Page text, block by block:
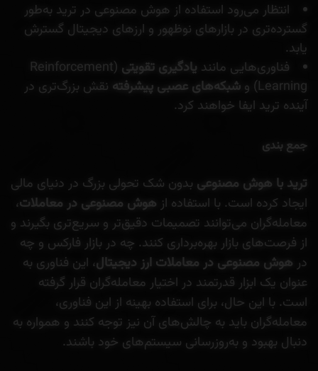
انتظار می‌رود استفاده از هوش مصنوعی در ترید به‌طور
گسترده‌تری در بازارهای نوظهور و ارزهای دیجیتال گسترش
یابد.
فناوری‌هایی مانند یادگیری تقویتی (Reinforcement
Learning) و
شبکه‌های عصبی پیشرفته نقش بزرگ‌تری در
آینده ترید ایفا خواهند کرد.
جمع بندی
ترید با هوش مصنوعی بدون شک تحولی بزرگ در دنیای مالی
ایجاد کرده است. با استفاده از هوش مصنوعی در معاملات،
معامله‌گران می‌توانند تصمیمات دقیق‌تر و سریع‌تری بگیرند و
از فرصت‌های بازار بهره‌برداری کنند. چه در بازار فارکس و چه
در هوش مصنوعی در معاملات ارز دیجیتال، این فناوری به
عنوان یک ابزار قدرتمند در اختیار معامله‌گران قرار گرفته
است. با این حال، برای استفاده بهینه از این فناوری،
معامله‌گران باید به چالش‌های آن نیز توجه کنند و همواره به
دنبال بهبود و به‌روزرسانی سیستم‌های خود باشند.